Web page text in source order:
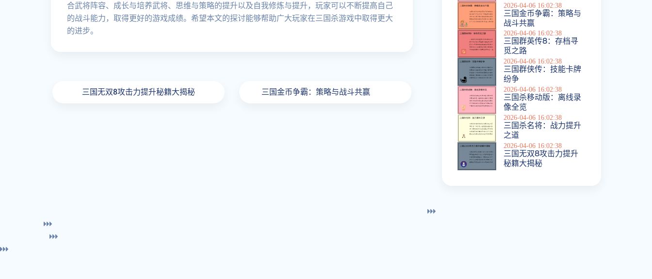
合武将阵容、成长与培养武将、思维与策略的提升以及自我修炼与提升，玩家可以不断提高自己
的战斗能力，取得更好的游戏成绩。希望本文的探讨能够帮助广大玩家在三国杀游戏中取得更大
的进步。
三国无双8攻击力提升秘籍大揭秘 三国金币争霸：策略与战斗共赢
2026-04-06 16:02:38
三国金币争霸：策略与
战斗共赢
2026-04-06 16:02:38
三国群英传8：存档寻
觅之路
2026-04-06 16:02:38
三国群侠传：技能卡牌
纷争
2026-04-06 16:02:38
三国杀移动版：离线录
像全览
2026-04-06 16:02:38
三国杀名将：战力提升
之道
2026-04-06 16:02:38
三国无双8攻击力提升
秘籍大揭秘